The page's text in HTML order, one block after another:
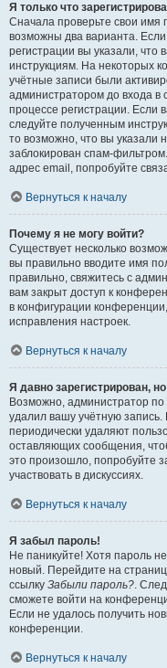
Я только что
Сначала проверьте свои имя
возможны два варианта.
регистрации вы указали,
инструкциям. На некоторых
учётные записи были
администратором до входа
процессе регистрации.
следуйте полученным
то возможно, что вы указали
заблокирован спам-
адрес email, попробуйте
Вернуться к началу
Почему я не могу войти?
Существует несколько
вы правильно вводите имя
правильно, свяжитесь с
вам закрыт доступ к
в конфигурации
исправления настроек.
Вернуться к началу
Я давно зарегистрирован,
Возможно, администратор по
удалил вашу учётную
периодически удаляют
оставляющих сообщения,
это произошло, попробуйте
участвовать в дискуссиях.
Вернуться к началу
Я забыл пароль!
Не паникуйте! Хотя пароль
новый. Перейдите на
ссылку Забыли пароль?.
сможете войти на
Если не удалось получить
конференции.
Вернуться к началу